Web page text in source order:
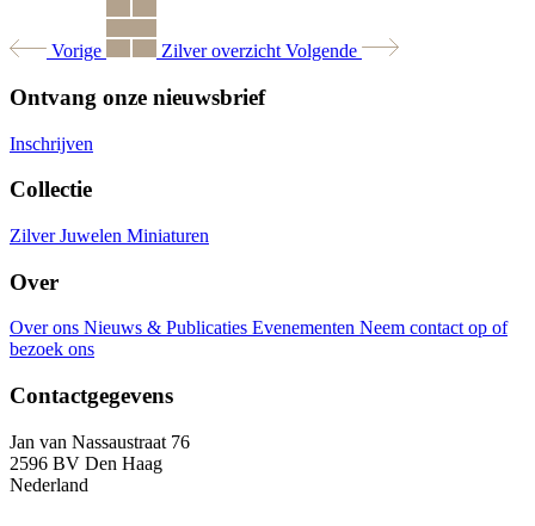
Vorige Zilver overzicht Volgende
Ontvang onze nieuwsbrief
Inschrijven
Collectie
ZilverJuwelen Miniaturen
Over
Over ons Nieuws & Publicaties Evenementen Neem contact op of
bezoek ons
Contactgegevens
Jan van Nassaustraat 76
2596 BV Den Haag
Nederland